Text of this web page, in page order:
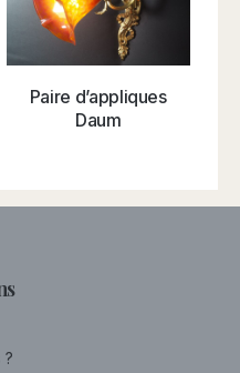
Paire d’appliques
Daum
?